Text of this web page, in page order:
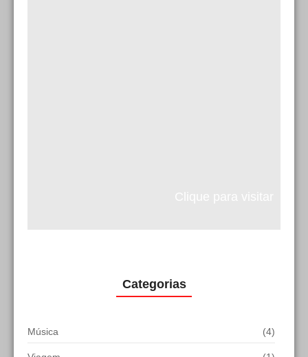
Categorias
Música (4)